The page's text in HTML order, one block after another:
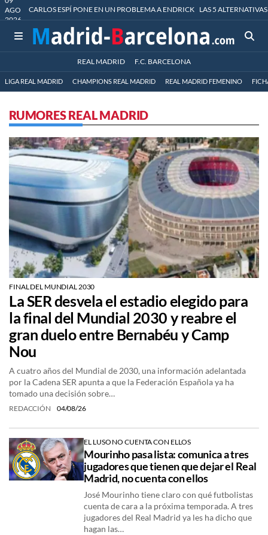
AGO
2026
CARLOS ESPÍ PONE EN UN PROBLEMA A ENDRICK LAS 5
REAL MADRID F.C. BARCELONA
LIGA REAL MADRID CHAMPIONS REAL MADRID REAL MADRID FEMENINO
RUMORES REAL MADRID
FINAL DEL MUNDIAL 2030
La SER desvela el estadio elegido para
la final del Mundial 2030 y reabre el
gran duelo entre Bernabéu y Camp
Nou
A cuatro años del Mundial de 2030, una información adelantada
por la Cadena SER apunta a que la Federación Española ya ha
tomado una decisión sobre…
REDACCIÓN 04/08/26
EL LUSO NO CUENTA CON ELLOS
Mourinho pasa lista: comunica a tres
jugadores que tienen que dejar el Real
Madrid, no cuenta con ellos
José Mourinho tiene claro con qué futbolistas
cuenta de cara a la próxima temporada. A tres
jugadores del Real Madrid ya les ha dicho que
hagan las…